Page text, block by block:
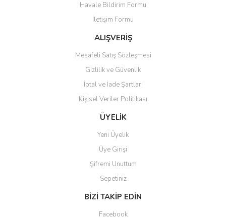
Ürün bilgilerinde hatalar bulunuyor.
Ürün fiyatı diğer sitelerden daha pahalı.
Bu ürüne benzer farklı alternatifler olmalı.
Gönder
Havale Bildirim Formu
İletişim Formu
ALIŞVERİŞ
Mesafeli Satış Sözleşmesi
Gizlilik ve Güvenlik
İptal ve İade Şartları
Kişisel Veriler Politikası
ÜYELİK
Yeni Üyelik
Üye Girişi
Şifremi Unuttum
Sepetiniz
BİZİ TAKİP EDİN
Facebook